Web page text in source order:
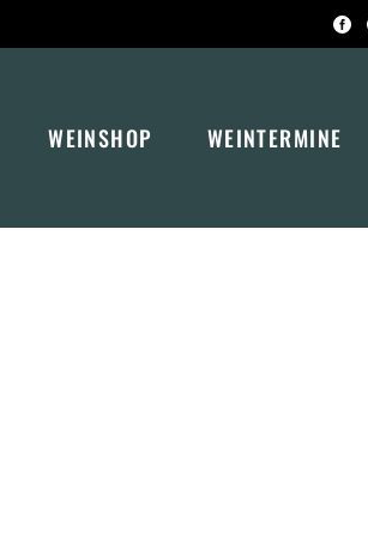
WEINSHOP WEINTERMINE